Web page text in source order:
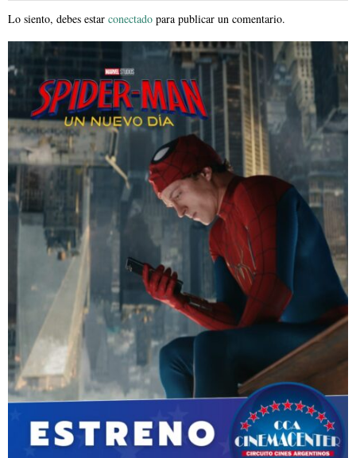
Lo siento, debes estar conectado para publicar un comentario.